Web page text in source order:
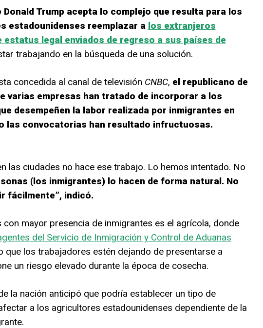
Donald Trump acepta lo complejo que resulta para los
estadounidenses reemplazar a los extranjeros
estatus legal enviados de regreso a sus países de
trabajando en la búsqueda de una solución.
concedida al canal de televisión CNBC, el republicano de
varias empresas han tratado de incorporar a los
desempeñen la labor realizada por inmigrantes en
las convocatorias han resultado infructuosas.
las ciudades no hace ese trabajo. Lo hemos intentado. No
(los inmigrantes) lo hacen de forma natural. No
fácilmente”, indicó.
mayor presencia de inmigrantes es el agrícola, donde
del Servicio de Inmigración y Control de Aduanas
que los trabajadores estén dejando de presentarse a
un riesgo elevado durante la época de cosecha.
la nación anticipó que podría establecer un tipo de
a los agricultores estadounidenses dependiente de la